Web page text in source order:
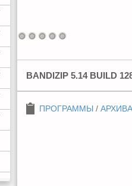
BANDIZIP 5.14 BUILD
ПРОГРАММЫ /